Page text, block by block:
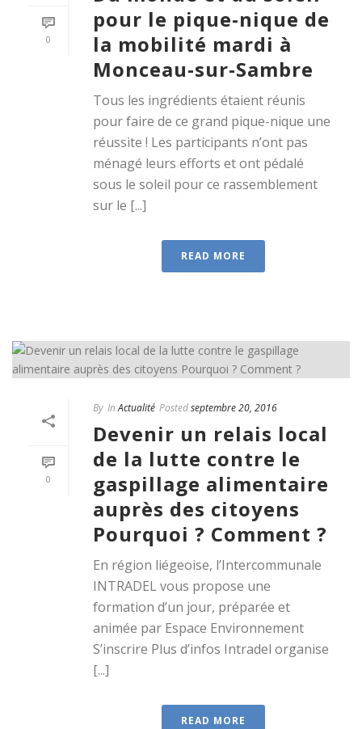
0
pour le pique-nique de
la mobilité mardi à
Monceau-sur-Sambre
Tous les ingrédients étaient réunis
pour faire de ce grand pique-nique une
réussite ! Les participants n’ont pas
ménagé leurs efforts et ont pédalé
sous le soleil pour ce rassemblement
sur le [...]
READ MORE
0
By In Actualité Postedseptembre 20, 2016
Devenir un relais local
de la lutte contre le
gaspillage alimentaire
auprès des citoyens
Pourquoi ? Comment ?
En région liégeoise, l’Intercommunale
INTRADEL vous propose une
formation d’un jour, préparée et
animée par Espace Environnement
S’inscrire Plus d’infos Intradel organise
[...]
READ MORE